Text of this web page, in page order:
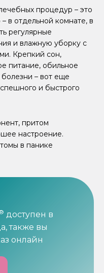
процедур – это
в отдельной комнате, в
регулярные
и влажную уборку с
Крепкий сон,
питание, обильное
– вот еще
и быстрого
притом
настроение.
в панике
доступен в
также вы
онлайн